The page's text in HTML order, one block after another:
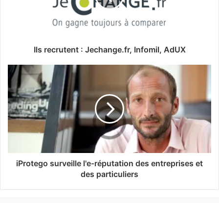
Ils recrutent : Jechange.fr, Infomil, AdUX
iProtego surveille l'e-réputation des entreprises et
des particuliers